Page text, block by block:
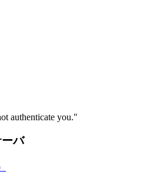
authenticate you."
バ